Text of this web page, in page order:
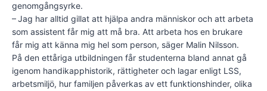
genomgångsyrke.
– Jag har alltid gillat att hjälpa andra människor och att arbeta
som assistent får mig att må bra. Att arbeta hos en brukare
får mig att känna mig hel som person, säger Malin Nilsson.
På den ettåriga utbildningen får studenterna bland annat gå
igenom handikapphistorik, rättigheter och lagar enligt LSS,
arbetsmiljö, hur familjen påverkas av ett funktionshinder, olika